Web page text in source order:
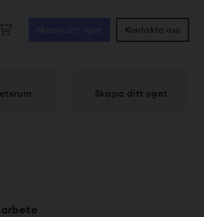
Kontakta oss
Skapa ditt eget